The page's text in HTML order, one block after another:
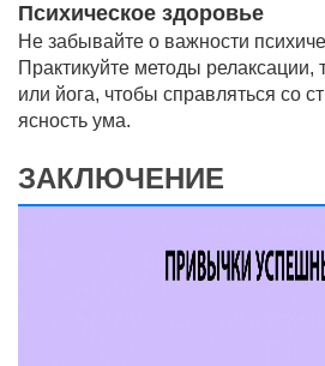
Психическое здоровье
Не забывайте о важности
Практикуйте методы релаксации,
или йога, чтобы справляться со
ясность ума.
ЗАКЛЮЧЕНИЕ